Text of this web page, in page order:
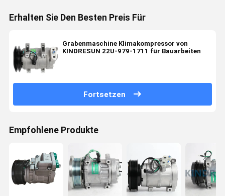
Erhalten Sie Den Besten Preis Für
Grabenmaschine Klimakompressor von
KINDRESUN 22U-979-1711 für Bauarbeiten
Fortsetzen
Empfohlene Produkte